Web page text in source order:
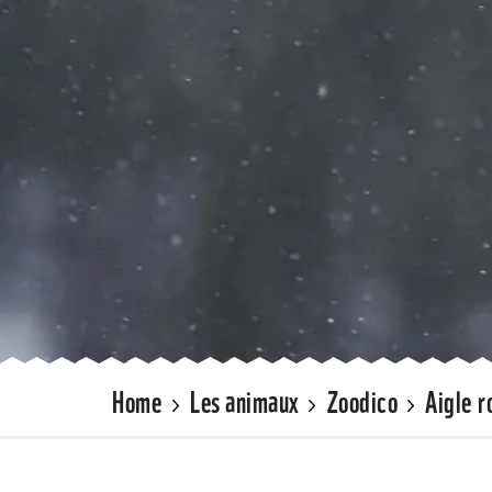
Home Les animaux Zoodico Aigle